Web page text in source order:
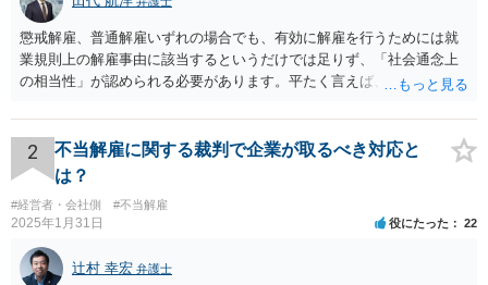
懲戒解雇、普通解雇いずれの場合でも、有効に解雇を行うためには就
業規則上の解雇事由に該当するというだけでは足りず、「社会通念上
の相当性」が認められる必要があります。平たく言えば、解雇の原因
れます。 日本の労働法上、解雇は非常にハードルが高いです。 解雇が
有効か無効かという点は能力不足の程度にもよりますが、顧問弁護士
の先生は具体的な事情を検討した上で能力不足の程度が解雇を有効と
するほどではないと判断されたのだと思います。 例えば、無断欠勤を
連続する、会社のお金を横領する等の場合には一発で解雇した場合で
も有効と判断されるケースも多いですが、たしかに能力不足のみの場
合はかなり解雇のハードルが高いと言わざるを得ません。 なお、懲戒
解雇の場合には、戒告、譴責、減給、出勤停止等解雇よりも軽い処分
2
不当解雇に関する裁判で企業が取るべき対応と
は？
#経営者・会社側 #不当解雇
2025年1月31日 役にたった 22
辻村 幸宏 弁護士